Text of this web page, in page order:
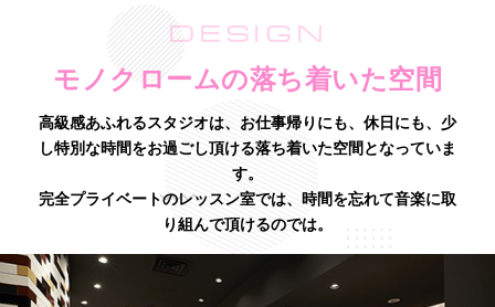
DESIGN
モノクロームの落ち着いた空間
高級感あふれるスタジオは、お仕事帰りにも、休日にも、少
し特別な時間をお過ごし頂ける落ち着いた空間となっていま
す。
完全プライベートのレッスン室では、時間を忘れて音楽に取
り組んで頂けるのでは。